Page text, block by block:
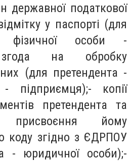
державної податкової
у паспорті (для
фізичної особи -
згода на обробку
(для претендента -
підприємця);- копії
претендента та
йому
коду згідно з ЄДРПОУ
- юридичної особи);-